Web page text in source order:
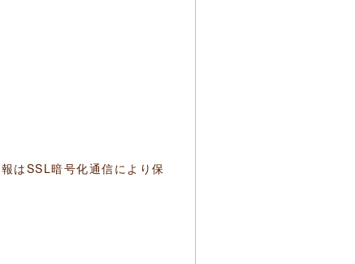
はSSL暗号化通信により保